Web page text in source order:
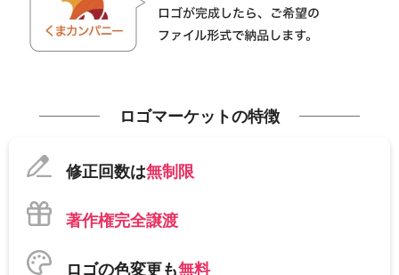
ロゴマーケットの特徴
修正回数は無制限
著作権完全譲渡
ロゴの色変更も無料